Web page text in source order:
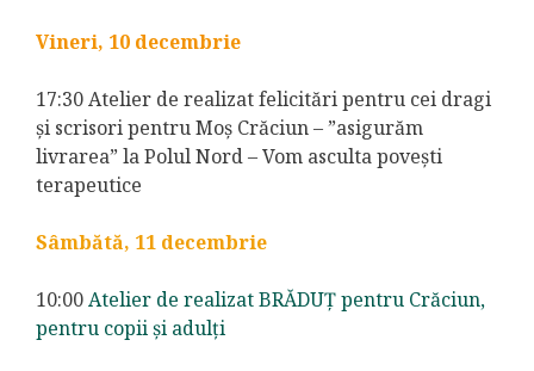
Vineri, 10 decembrie
17:30 Atelier de realizat felicitări pentru cei dragi
și scrisori pentru Moș Crăciun – ”asigurăm
livrarea” la Polul Nord – Vom asculta povești
terapeutice
Sâmbătă, 11 decembrie
10:00Atelier de realizat BRĂDUȚ pentru Crăciun,
pentru copii și adulți